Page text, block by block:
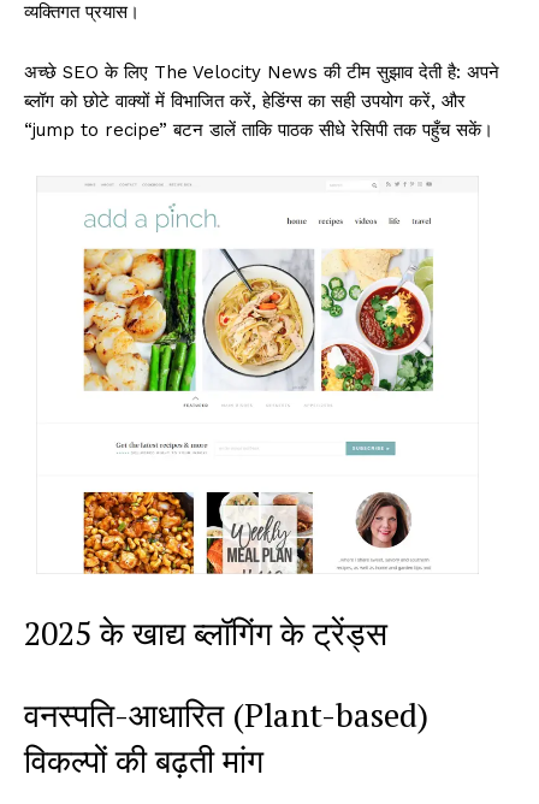
व्यक्तिगत प्रयास।
अच्छे SEO के लिए The Velocity News की टीम सुझाव देती है: अपने
ब्लॉग को छोटे वाक्यों में विभाजित करें, हेडिंग्स का सही उपयोग करें, और
“jump to recipe” बटन डालें ताकि पाठक सीधे रेसिपी तक पहुँच सकें।
2025 के खाद्य ब्लॉगिंग के ट्रेंड्स
वनस्पति-आधारित (Plant-based)
विकल्पों की बढ़ती मांग